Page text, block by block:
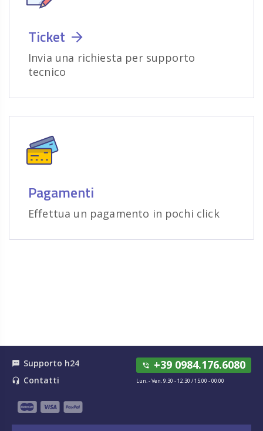
Ticket
Invia una richiesta per supporto
tecnico
Pagamenti
Effettua un pagamento in pochi click
textsms Supporto h24
headset_mic Contatti
phone_in_talk +39 0984.176.6080
Lun. - Ven. 9.30 - 12.30 / 15.00 - 00.00